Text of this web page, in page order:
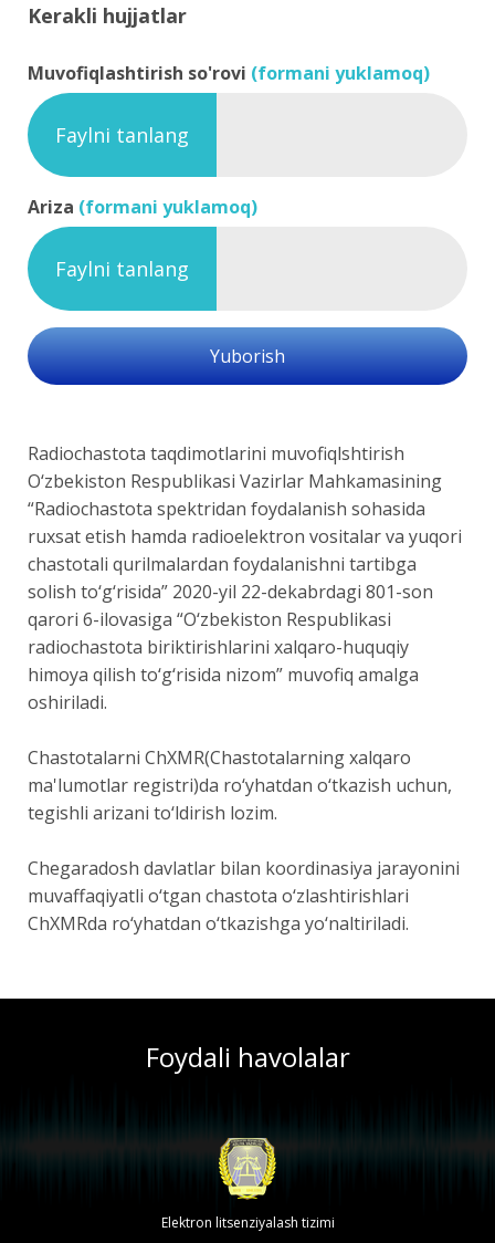
Kerakli hujjatlar
Muvofiqlashtirish so'rovi (formani yuklamoq)
Faylni tanlang
Ariza (formani yuklamoq)
Faylni tanlang
Yuborish
Radiochastota taqdimotlarini muvofiqlshtirish
O‘zbekiston Respublikasi Vazirlar Mahkamasining
“Radiochastota spektridan foydalanish sohasida
ruxsat etish hamda radioelektron vositalar va yuqori
chastotali qurilmalardan foydalanishni tartibga
solish to‘g‘risida” 2020-yil 22-dekabrdagi 801-son
qarori 6-ilovasiga “O‘zbekiston Respublikasi
radiochastota biriktirishlarini xalqaro-huquqiy
himoya qilish to‘g‘risida nizom” muvofiq amalga
oshiriladi.
Chastotalarni ChXMR(Chastotalarning xalqaro
ma'lumotlar registri)da ro‘yhatdan o‘tkazish uchun,
tegishli arizani to‘ldirish lozim.
Chegaradosh davlatlar bilan koordinasiya jarayonini
muvaffaqiyatli o‘tgan chastota o‘zlashtirishlari
ChXMRda ro‘yhatdan o‘tkazishga yo‘naltiriladi.
Foydali havolalar
Elektron litsenziyalash tizimi